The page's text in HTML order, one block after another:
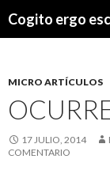
MICRO ARTÍCULOS
17 JULIO, 2014
COMENTARIO